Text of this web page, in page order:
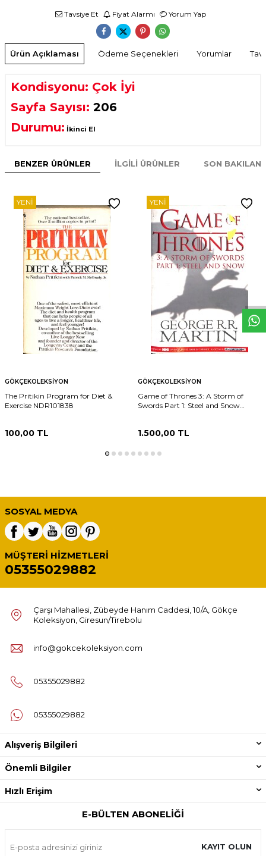
Tavsiye Et Fiyat Alarmı Yorum Yap
Ürün Açıklaması Ödeme Seçenekleri Yorumlar
Kondisyonu: Çok İyi
Sayfa Sayısı: 206
Durumu: İkinci El
BENZER ÜRÜNLER İLGILI ÜRÜNLER SON
YENI
GÖKÇEKOLEKSIYON
The Pritikin Program for Diet &
Exercise NDR101838
100,00 TL
YENI
GÖKÇEKOLEKSIYON
Game of Thrones 3: A Storm of
Swords Part 1: Steel and Snow
1.500,00TL
SOSYAL MEDYA
MÜŞTERI HIZMETLERI
05355029882
Çarşı Mahallesi, Zübeyde Hanım Caddesi, 10/A, Gökçe
Koleksiyon, Giresun/Tirebolu
info@gokcekoleksiyon.com
05355029882
05355029882
Alışveriş Bilgileri
Önemli Bilgiler
Hızlı Erişim
E-BÜLTEN ABONELIĞI
KAYIT OLUN